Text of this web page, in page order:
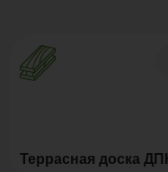
Террасная доска